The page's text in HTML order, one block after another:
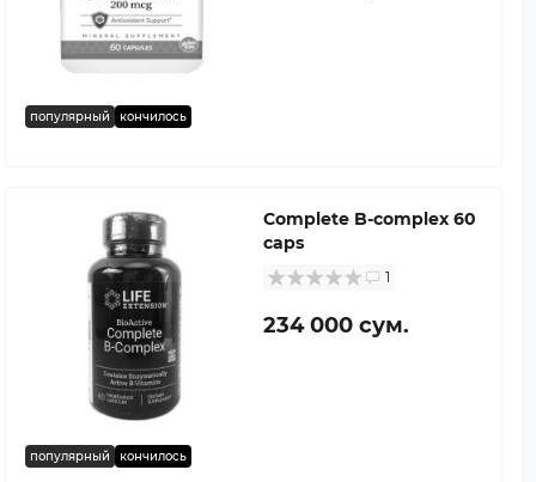
популярный кончилось
популярный кончилось
Complete B-complex 60
caps
1
234 000 сум.